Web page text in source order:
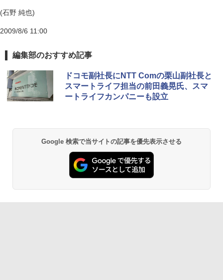
(石野 純也)
2009/8/6 11:00
編集部のおすすめ記事
ドコモ副社長にNTT Comの栗山副社長と
スマートライフ担当の前田義晃氏、スマ
ートライフカンパニーも設立
Google 検索で当サイトの記事を優先表示させる